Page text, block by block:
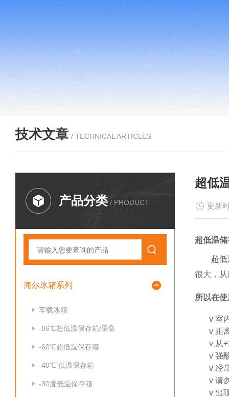
技术文章 / TECHNICAL ARTICLES
产品分类 / PRODUCT
海尔冰箱系列
车载冰箱
-86℃超低温保存箱/采集
-60℃超低温保存箱
-40℃ 低温保存箱
-30度低温保存箱
超低
更新
超低温
超
很大，
所以在
v 室
v 距
v 从
v 强
v 经
v 请
v 出